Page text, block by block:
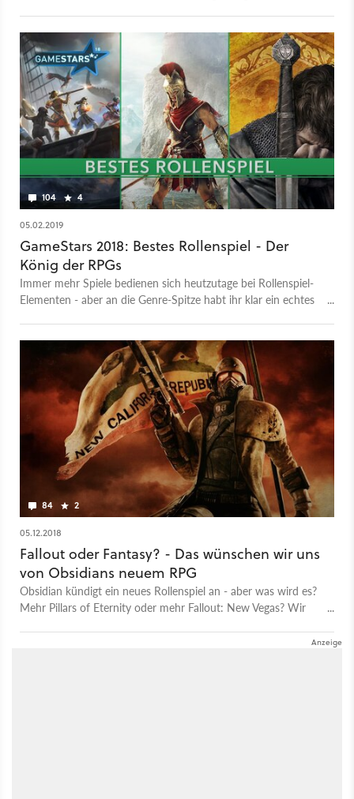
104 4
05.02.2019
GameStars 2018: Bestes Rollenspiel - Der
König der RPGs
Immer mehr Spiele bedienen sich heutzutage bei Rollenspiel-
Elementen - aber an die Genre-Spitze habt ihr klar ein echtes
84 2
05.12.2018
Fallout oder Fantasy? - Das wünschen wir uns
von Obsidians neuem RPG
Obsidian kündigt ein neues Rollenspiel an - aber was wird es?
Mehr Pillars of Eternity oder mehr Fallout: New Vegas? Wir